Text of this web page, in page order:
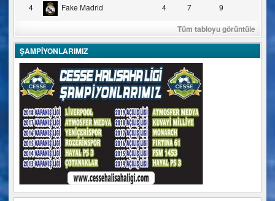
4 Fake Madrid 4 7 9
Tüm tabloyu görüntüle
ŞAMPİYONLARIMIZ